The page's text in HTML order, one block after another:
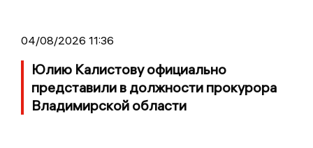
04/08/2026 11:36
Юлию Калистову официально
представили в должности прокурора
Владимирской области